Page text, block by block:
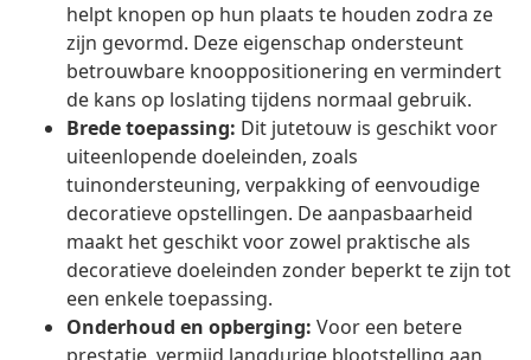
helpt knopen op hun plaats te houden zodra ze
zijn gevormd. Deze eigenschap ondersteunt
betrouwbare knooppositionering en vermindert
de kans op loslating tijdens normaal gebruik.
Brede toepassing: Dit jutetouw is geschikt voor
uiteenlopende doeleinden, zoals
tuinondersteuning, verpakking of eenvoudige
decoratieve opstellingen. De aanpasbaarheid
maakt het geschikt voor zowel praktische als
decoratieve doeleinden zonder beperkt te zijn tot
een enkele toepassing.
Onderhoud en opberging: Voor een betere